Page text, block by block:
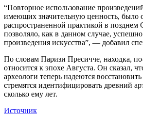
“Повторное использование
имеющих значительную ценность, было
распространенной практикой в позднем
позволяло, как в данном случае,
произведения искусства”, — добавил
По словам Паризи Пресичче, находка,
относится к эпохе Августа. Он сказал,
археологи теперь надеются
стремятся идентифицировать древний
сколько ему лет.
Источник